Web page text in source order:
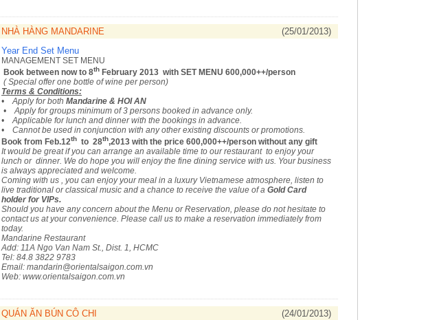
NHÀ HÀNG MANDARINE
(25/01/2013)
Year End Set Menu
MANAGEMENT SET MENU
Book between now to 8th February 2013 with SET MENU 600,000++/person
( Special offer one bottle of wine per person)
Terms & Conditions:
• Apply for both Mandarine & HOI AN
• Apply for groups minimum of 3 persons booked in advance only.
• Applicable for lunch and dinner with the bookings in advance.
• Cannot be used in conjunction with any other existing discounts or promotions.
Book from Feb.12th to 28th,2013 with the price 600,000++/person without any gift
It would be great if you can arrange an available time to our restaurant to enjoy your
lunch or dinner. We do hope you will enjoy the fine dining service with us. Your business
is always appreciated and welcome.
Coming with us , you can enjoy your meal in a luxury Vietnamese atmosphere, listen to
live traditional or classical music and a chance to receive the value of a Gold Card
holder for VIPs.
Should you have any concern about the Menu or Reservation, please do not hesitate to
contact us at your convenience. Please call us to make a reservation immediately from
today.
Mandarine Restaurant
Add: 11A Ngo Van Nam St., Dist. 1, HCMC
Tel: 84.8 3822 9783
Email: mandarin@orientalsaigon.com.vn
Web: www.orientalsaigon.com.vn
QUÁN ĂN BÚN CÔ CHI
(24/01/2013)